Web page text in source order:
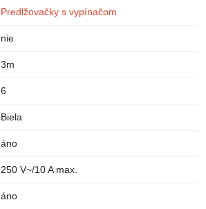
Predlžovačky s vypínačom
nie
3m
6
Biela
áno
250 V~/10 A max.
áno